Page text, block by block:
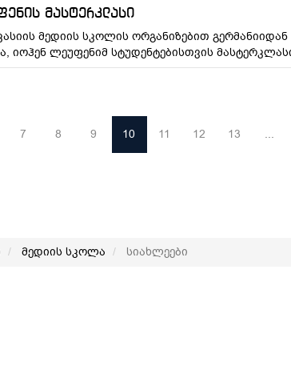
მასტერკლასი
მედიის სკოლის ორგანიზებით
იოჰენ ლეუფენიმ სტუდენტებისთვის
7 8 9 10 11 12 13 ...
მედიის სკოლა სიახლეები